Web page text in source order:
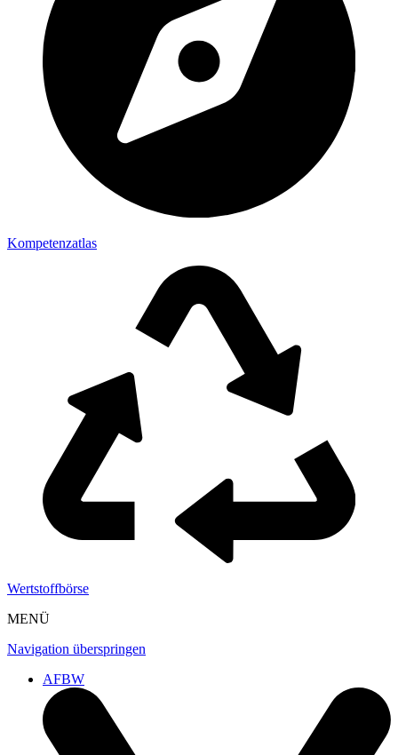
Kompetenzatlas
Wertstoffbörse
MENÜ
Navigation überspringen
AFBW